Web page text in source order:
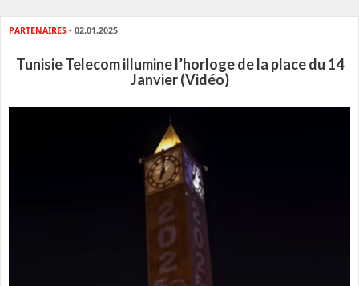
PARTENAIRES - 02.01.2025
Tunisie Telecom illumine l’horloge de la place du 14
Janvier (Vidéo)